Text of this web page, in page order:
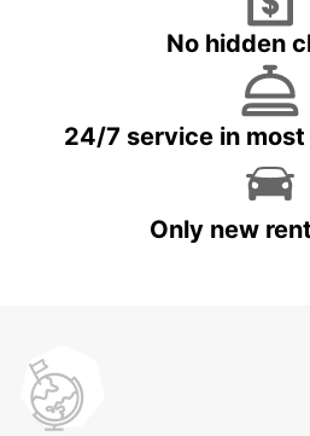
No hidden
24/7 service in
Only new